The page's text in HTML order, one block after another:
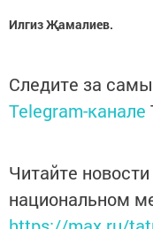
Илгиз Җамалиев.
Следите за
Telegram-канале
Читайте
национальном